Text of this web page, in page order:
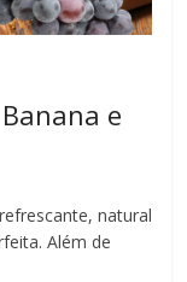
e
natural
Além de